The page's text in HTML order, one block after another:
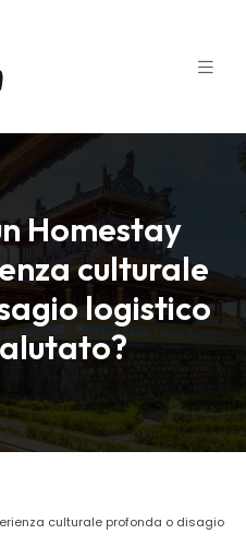
Homestay
culturale
logistico
culturale profonda o disagio